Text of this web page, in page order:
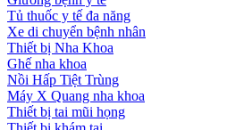
Tủ thuốc y tế đa năng
Xe di chuyển bệnh nhân
Thiết bị Nha Khoa
Ghế nha khoa
Nồi Hấp Tiệt Trùng
Máy X Quang nha khoa
Thiết bị tai mũi họng